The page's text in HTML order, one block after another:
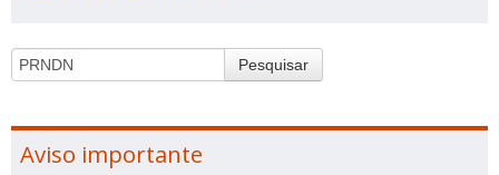
Pesquisar
Aviso importante